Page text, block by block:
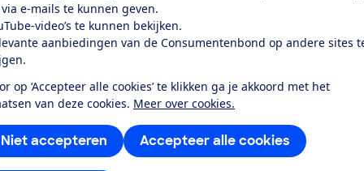
e-mails te kunnen geven.
video’s te kunnen bekijken.
aanbiedingen van de Consumentenbond op andere sites
op ‘Accepteer alle cookies’ te klikken ga je akkoord met het
van deze cookies. Meer over cookies.
Accepteer alle cookies
Niet accepteren
dit product
OAB6I82EF is een tafelmodel inbouwvriezer met 4
fabrikant). De vriezer is geschikt voor een
van de deur worden aangepast. De door de